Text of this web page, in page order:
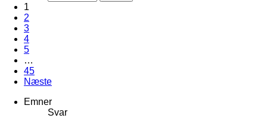
1
2
3
4
5
…
45
Næste
Emner
Svar